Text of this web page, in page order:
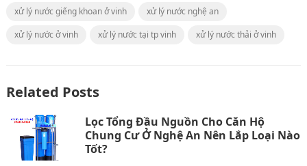
xử lý nước giếng khoan ở vinh
xử lý nước nghệ an
xử lý nước ở vinh
xử lý nước tại tp vinh xử lý nước thải ở vinh
Related Posts
Lọc Tổng Đầu Nguồn Cho Căn Hộ
Chung Cư Ở Nghệ An Nên Lắp Loại Nào
Tốt?